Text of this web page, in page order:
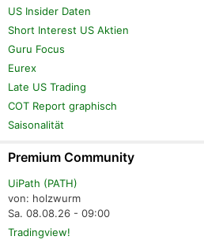
US Insider Daten
Short Interest US Aktien
Guru Focus
Eurex
Late US Trading
COT Report graphisch
Saisonalität
Premium Community
UiPath (PATH)
von: holzwurm
Sa. 08.08.26 - 09:00
Tradingview!